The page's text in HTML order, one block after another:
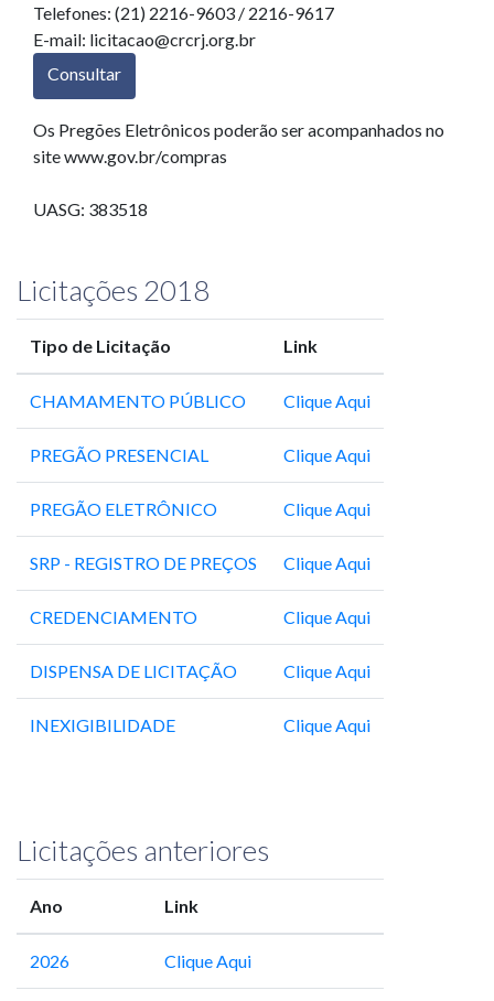
Telefones: (21) 2216-9603 / 2216-9617
E-mail: licitacao@crcrj.org.br
Consultar
Os Pregões Eletrônicos poderão ser acompanhados no
site www.gov.br/compras
UASG: 383518
Licitações 2018
Tipo de Licitação Link
CHAMAMENTO PÚBLICO Clique Aqui
PREGÃO PRESENCIAL Clique Aqui
PREGÃO ELETRÔNICO Clique Aqui
SRP - REGISTRO DE PREÇOS Clique Aqui
CREDENCIAMENTO Clique Aqui
DISPENSA DE LICITAÇÃO Clique Aqui
INEXIGIBILIDADE Clique Aqui
Licitações anteriores
Ano Link
2026 Clique Aqui